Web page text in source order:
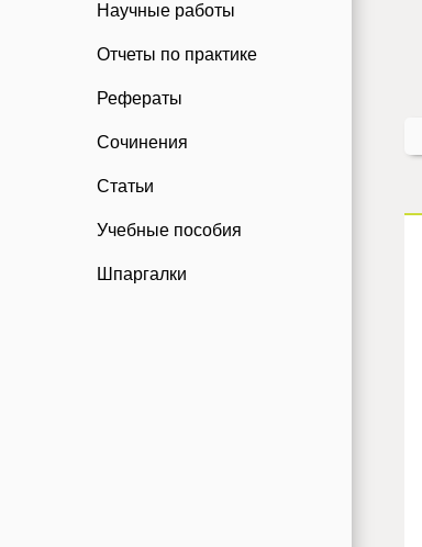
Научные работы
Отчеты по практике
Рефераты
Сочинения
Статьи
Учебные пособия
Шпаргалки